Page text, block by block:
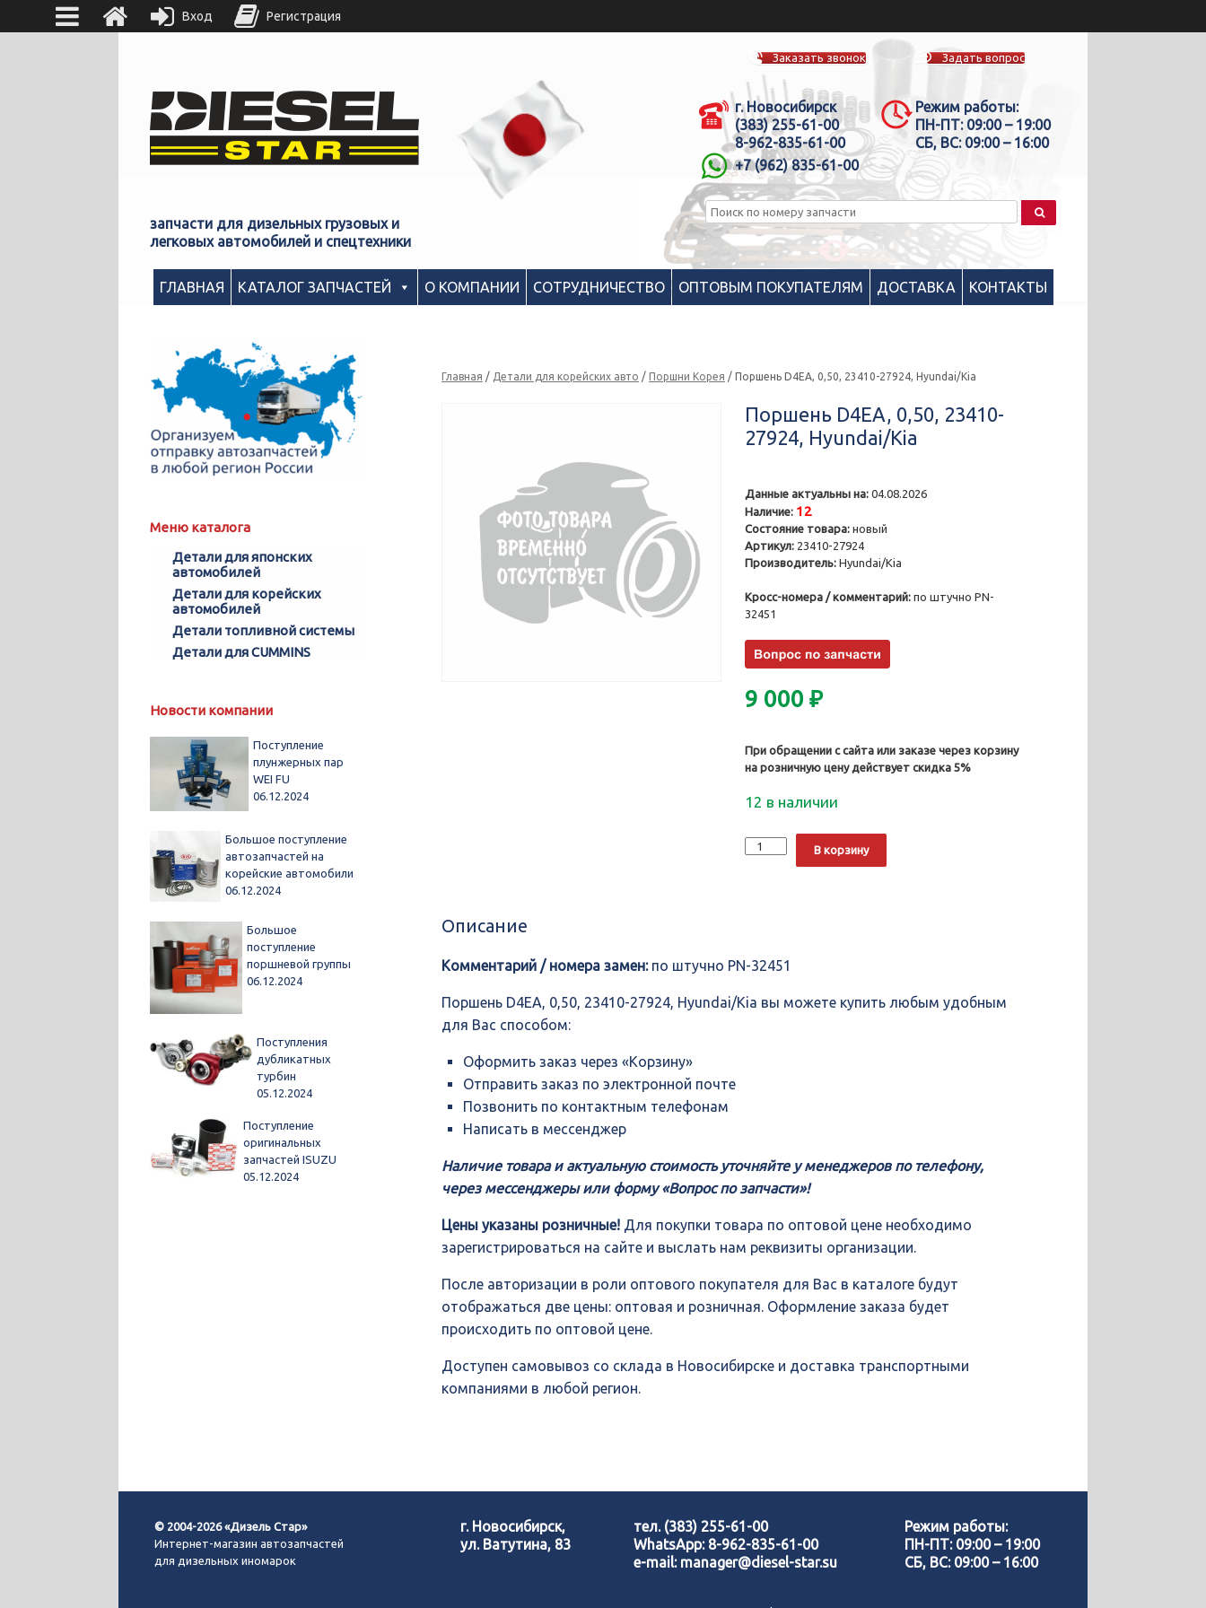
запчасти для дизельных грузовых и
легковых автомобилей и спецтехники
Заказать звонок Задать вопрос
г. Новосибирск
(383) 255-61-00
8-962-835-61-00
+7 (962) 835-61-00
Режим работы:
ПН-ПТ: 09:00 – 19:00
СБ, ВС: 09:00 – 16:00
ГЛАВНАЯ КАТАЛОГ ЗАПЧАСТЕЙ О КОМПАНИИ СОТРУДНИЧЕСТВО ОПТОВЫМ ПОКУПАТЕЛЯМ ДОСТАВКА КОНТАКТЫ
Главная / Детали для корейских авто /Поршни Корея / Поршень D4EA, 0,50, 23410-27924, Hyundai/Kia
Поршень D4EA, 0,50, 23410-
27924, Hyundai/Kia
Данные актуальны на: 04.08.2026
Наличие: 12
Состояние товара: новый
Артикул: 23410-27924
Производитель: Hyundai/Kia
Кросс-номера / комментарий: по штучно PN-
32451
9 000₽
При обращении с сайта или заказе через корзину
на розничную цену действует скидка 5%
12 в наличии
Количество
Поршень
В корзину
Описание
Комментарий / номера замен:по штучно PN-32451
Поршень D4EA, 0,50, 23410-27924, Hyundai/Kia вы можете купить любым удобным
для Вас способом:
Оформить заказ через «Корзину»
Отправить заказ по электронной почте
Позвонить по контактным телефонам
Написать в мессенджер
Наличие товара и актуальную стоимость уточняйте у менеджеров по телефону,
через мессенджеры или форму «Вопрос по запчасти»!
Цены указаны розничные! Для покупки товара по оптовой цене необходимо
зарегистрироваться на сайте и выслать нам реквизиты организации.
После авторизации в роли оптового покупателя для Вас в каталоге будут
отображаться две цены: оптовая и розничная. Оформление заказа будет
происходить по оптовой цене.
Доступен самовывоз со склада в Новосибирске и доставка транспортными
компаниями в любой регион.
Меню каталога
Детали для японских
автомобилей
Детали для корейских
автомобилей
Детали топливной системы
Детали для CUMMINS
Новости компании
Поступление
плунжерных пар
WEI FU
06.12.2024
Большое поступление
автозапчастей на
корейские автомобили
06.12.2024
Большое
поступление
поршневой группы
06.12.2024
Поступления
дубликатных
турбин
05.12.2024
Поступление
оригинальных
запчастей ISUZU
05.12.2024
© 2004-2026 «Дизель Стар»
Интернет-магазин автозапчастей
для дизельных иномарок
г. Новосибирск,
ул. Ватутина, 83
тел. (383) 255-61-00
WhatsApp: 8-962-835-61-00
e-mail: manager@diesel-star.su
Режим работы:
ПН-ПТ: 09:00 – 19:00
СБ, ВС: 09:00 – 16:00
Вход Регистрация